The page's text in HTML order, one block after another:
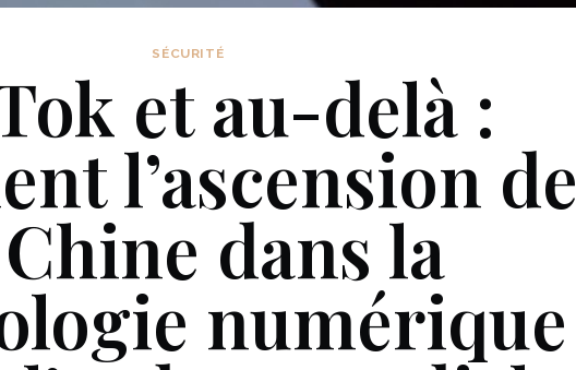
SÉCURITÉ
et au-delà :
l’ascension de
dans la
numérique